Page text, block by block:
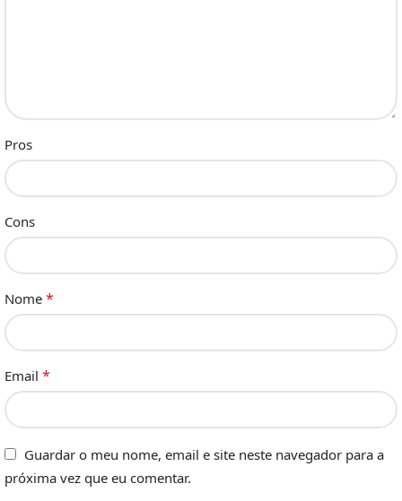
Pros
Cons
Nome *
Email *
Guardar o meu nome, email e site neste navegador para a
próxima vez que eu comentar.